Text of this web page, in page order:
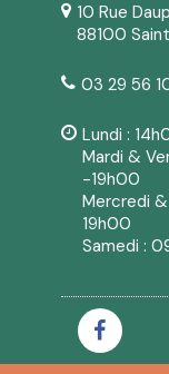
10 Rue
88100
03 29 56
Lundi :
Mardi &
-19h00
Mercredi
19h00
Samedi :